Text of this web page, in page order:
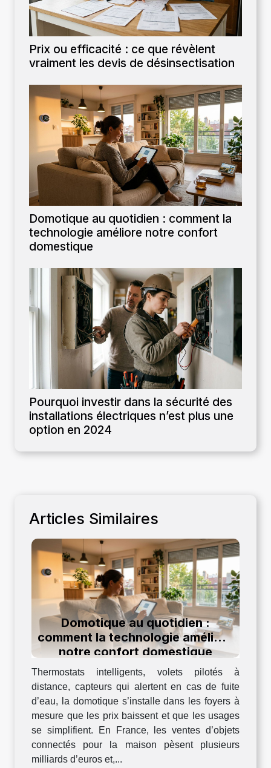
Prix ou efficacité : ce que révèlent
vraiment les devis de désinsectisation
Domotique au quotidien : comment la
technologie améliore notre confort
domestique
Pourquoi investir dans la sécurité des
installations électriques n’est plus une
option en 2024
Articles Similaires
Domotique au quotidien :
comment la technologie améliore
notre confort domestique
Thermostats intelligents, volets pilotés à
distance, capteurs qui alertent en cas de fuite
d’eau, la domotique s’installe dans les foyers à
mesure que les prix baissent et que les usages
se simplifient. En France, les ventes d’objets
connectés pour la maison pèsent plusieurs
milliards d’euros et,...